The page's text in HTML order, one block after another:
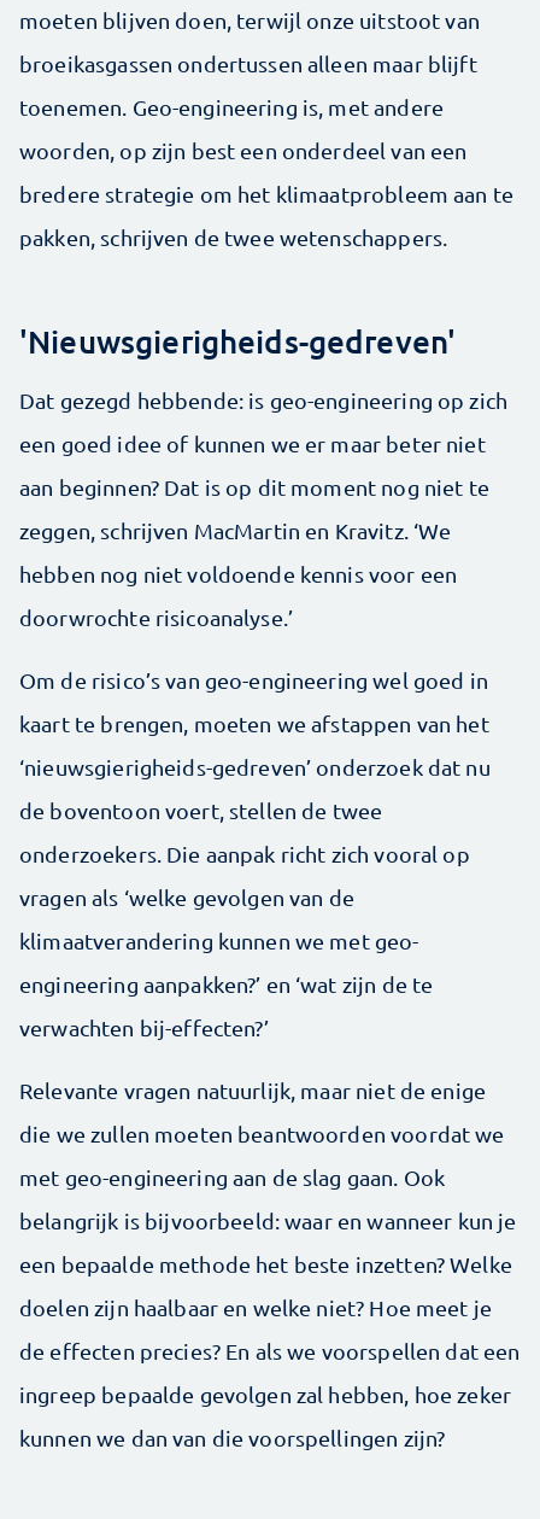
moeten blijven doen, terwijl onze uitstoot van
broeikasgassen ondertussen alleen maar blijft
toenemen. Geo-engineering is, met andere
woorden, op zijn best een onderdeel van een
bredere strategie om het klimaatprobleem aan te
pakken, schrijven de twee wetenschappers.
'Nieuwsgierigheids-gedreven'
Dat gezegd hebbende: is geo-engineering op zich
een goed idee of kunnen we er maar beter niet
aan beginnen? Dat is op dit moment nog niet te
zeggen, schrijven MacMartin en Kravitz. ‘We
hebben nog niet voldoende kennis voor een
doorwrochte risicoanalyse.’
Om de risico’s van geo-engineering wel goed in
kaart te brengen, moeten we afstappen van het
‘nieuwsgierigheids-gedreven’ onderzoek dat nu
de boventoon voert, stellen de twee
onderzoekers. Die aanpak richt zich vooral op
vragen als ‘welke gevolgen van de
klimaatverandering kunnen we met geo-
engineering aanpakken?’ en ‘wat zijn de te
verwachten bij-effecten?’
Relevante vragen natuurlijk, maar niet de enige
die we zullen moeten beantwoorden voordat we
met geo-engineering aan de slag gaan. Ook
belangrijk is bijvoorbeeld: waar en wanneer kun je
een bepaalde methode het beste inzetten? Welke
doelen zijn haalbaar en welke niet? Hoe meet je
de effecten precies? En als we voorspellen dat een
ingreep bepaalde gevolgen zal hebben, hoe zeker
kunnen we dan van die voorspellingen zijn?